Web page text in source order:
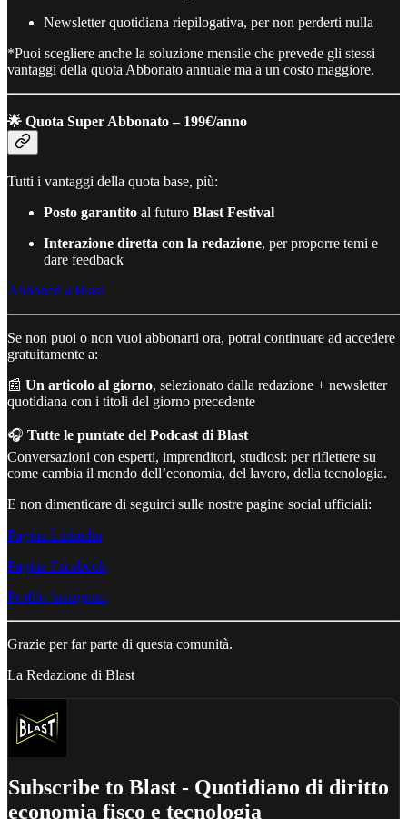
Newsletter quotidiana riepilogativa, per non perderti nulla
*Puoi scegliere anche la soluzione mensile che prevede gli stessi
vantaggi della quota Abbonato annuale ma a un costo maggiore.
🌟 Quota Super Abbonato – 199€/anno
Tutti i vantaggi della quota base, più:
Posto garantito al futuro Blast Festival
Interazione diretta con la redazione, per proporre temi e
dare feedback
Abbonati a Blast
Se non puoi o non vuoi abbonarti ora, potrai continuare ad accedere
gratuitamente a:
📰 Un articolo al giorno, selezionato dalla redazione + newsletter
quotidiana con i titoli del giorno precedente
🎧 Tutte le puntate del Podcast di Blast
Conversazioni con esperti, imprenditori, studiosi: per riflettere su
come cambia il mondo dell’economia, del lavoro, della tecnologia.
E non dimenticare di seguirci sulle nostre pagine social ufficiali:
Pagina Linkedin
Pagina Facebook
Profilo Instagram
Grazie per far parte di questa comunità.
La Redazione di Blast
Subscribe to Blast - Quotidiano di diritto
economia fisco e tecnologia